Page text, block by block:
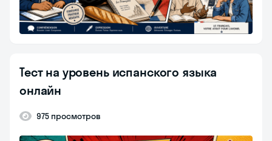
Тест на уровень испанского языка
онлайн
975 просмотров